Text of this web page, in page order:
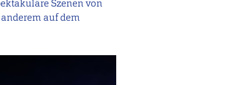
Szenen von
auf dem